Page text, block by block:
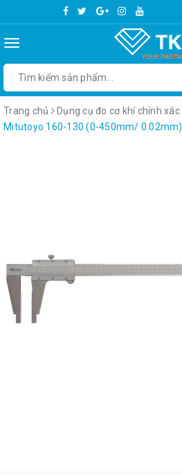
Toggle
Trang chủ Dụng cụ đo cơ khí chính xác
Mitutoyo 160-130 (0-450mm/ 0.02mm)